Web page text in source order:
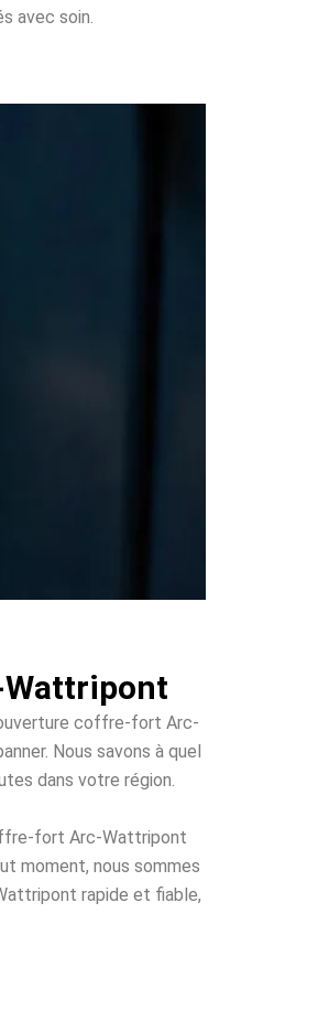
avec soin.
Wattripont
coffre-fort Arc-
Nous savons à quel
dans votre région.
fort Arc-Wattripont
moment, nous sommes
rapide et fiable,